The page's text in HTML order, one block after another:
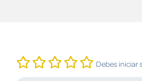
Debes iniciar